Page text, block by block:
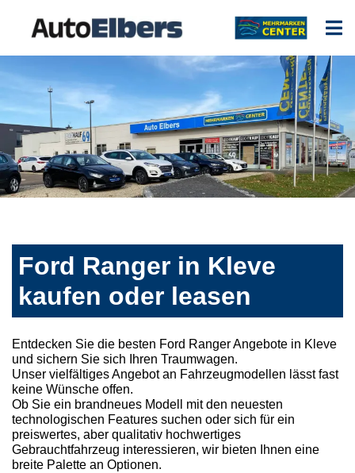
Ford Ranger in Kleve
kaufen oder leasen
Entdecken Sie die besten Ford Ranger Angebote in Kleve
und sichern Sie sich Ihren Traumwagen.
Unser vielfältiges Angebot an Fahrzeugmodellen lässt fast
keine Wünsche offen.
Ob Sie ein brandneues Modell mit den neuesten
technologischen Features suchen oder sich für ein
preiswertes, aber qualitativ hochwertiges
Gebrauchtfahrzeug interessieren, wir bieten Ihnen eine
breite Palette an Optionen.